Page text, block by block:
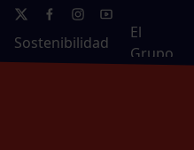
Sostenibilidad
El
Grupo